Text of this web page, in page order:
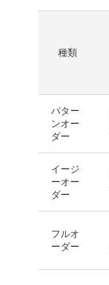
種類
パター
ンオー
ダー
イージ
ーオー
ダー
フルオ
ーダー